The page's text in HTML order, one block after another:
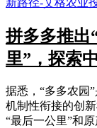
拼多多推出
里”，探索
据悉，“多多农园
机制性衔接的创
“最后一公里”和原